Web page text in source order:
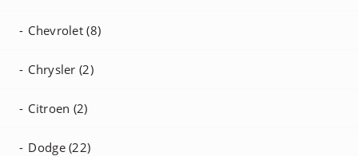
Chevrolet (8)
Chrysler (2)
Citroen (2)
Dodge (22)